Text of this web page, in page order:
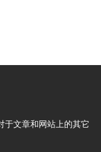
于文章和网站上的其它